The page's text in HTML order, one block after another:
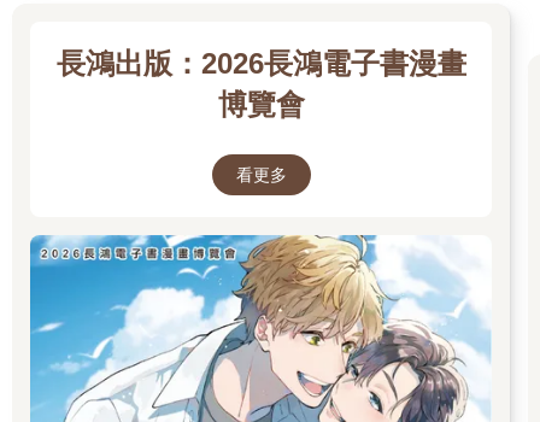
長鴻出版：2026長鴻電子書漫畫
博覽會
看更多